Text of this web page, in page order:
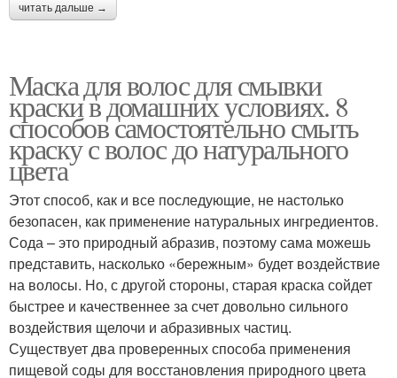
читать дальше →
Маска для волос для смывки
краски в домашних условиях. 8
способов самостоятельно смыть
краску с волос до натурального
цвета
Этот способ, как и все последующие, не настолько
безопасен, как применение натуральных ингредиентов.
Сода – это природный абразив, поэтому сама можешь
представить, насколько «бережным» будет воздействие
на волосы. Но, с другой стороны, старая краска сойдет
быстрее и качественнее за счет довольно сильного
воздействия щелочи и абразивных частиц.
Существует два проверенных способа применения
пищевой соды для восстановления природного цвета